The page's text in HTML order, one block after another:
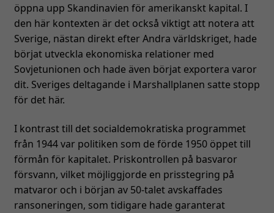
öppna upp Skandinavien för amerikanskt kapital. I
den här kontexten är det också viktigt att notera att
Sverige, nästan direkt efter Andra världskriget, hade
börjat utveckla ekonomiska relationer med
Sovjetunionen och hade även börjat exportera varor
dit. Sveriges deltagande i Marshallplanen satte stopp
för det här.
I kontrast till det socialdemokratiska programmet
från 1944 var politiken som de förde 1950 öppet till
förmån för kapitalet. Priskontrollen på basvaror
försvann, vilket möjliggjorde en prisstegring på
matvaror och i början av 50-talet avskaffades
ransoneringen, som tidigare hade garanterat